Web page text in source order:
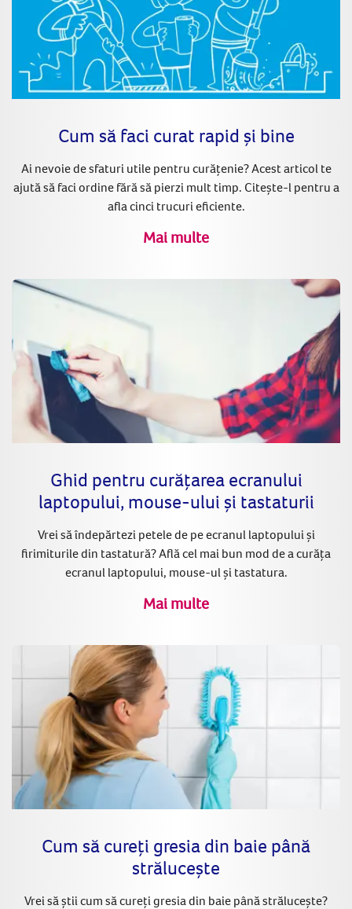
Cum să faci curat rapid și bine
Ai nevoie de sfaturi utile pentru curățenie? Acest articol te
ajută să faci ordine fără să pierzi mult timp. Citește-l pentru a
afla cinci trucuri eficiente.
Mai multe
Ghid pentru curățarea ecranului
laptopului, mouse-ului și tastaturii
Vrei să îndepărtezi petele de pe ecranul laptopului și
firimiturile din tastatură? Află cel mai bun mod de a curăța
ecranul laptopului, mouse-ul și tastatura.
Mai multe
Cum să cureți gresia din baie până
strălucește
Vrei să știi cum să cureți gresia din baie până strălucește?